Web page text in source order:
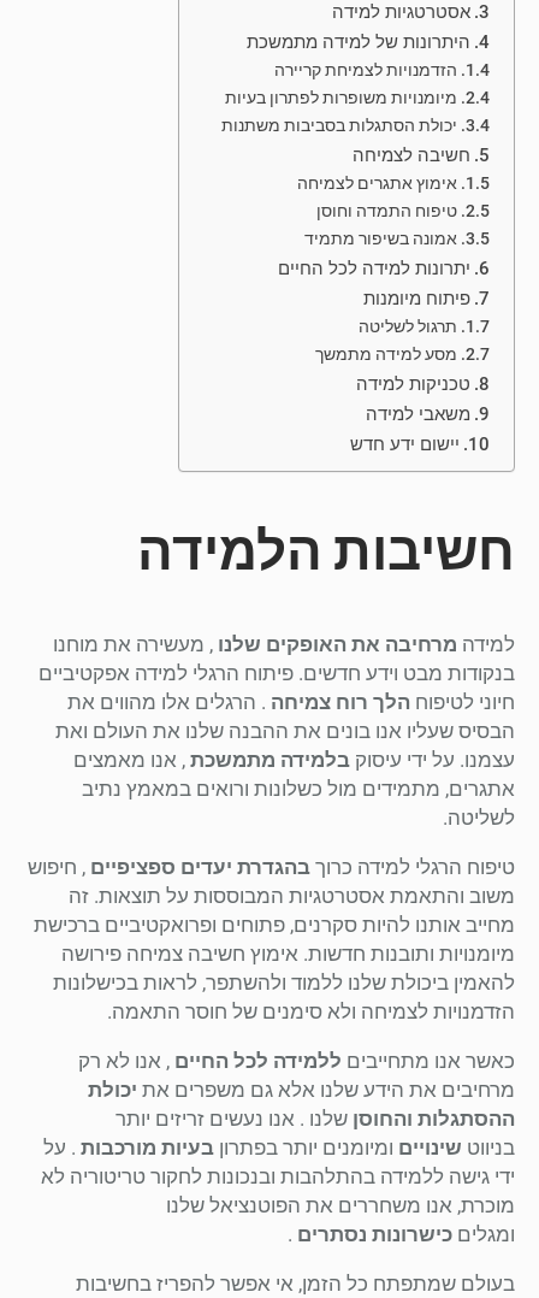
אסטרטגיות למידה
היתרונות של למידה מתמשכת
הזדמנויות לצמיחת קריירה
מיומנויות משופרות לפתרון בעיות
יכולת הסתגלות בסביבות משתנות
חשיבה לצמיחה
אימוץ אתגרים לצמיחה
טיפוח התמדה וחוסן
אמונה בשיפור מתמיד
יתרונות למידה לכל החיים
פיתוח מיומנות
תרגול לשליטה
מסע למידה מתמשך
טכניקות למידה
משאבי למידה
יישום ידע חדש
חשיבות הלמידה
למידה מרחיבה את האופקים שלנו , מעשירה את מוחנו
בנקודות מבט וידע חדשים. פיתוח הרגלי למידה אפקטיביים
חיוני לטיפוח הלך רוח צמיחה . הרגלים אלו מהווים את
הבסיס שעליו אנו בונים את ההבנה שלנו את העולם ואת
עצמנו. על ידי עיסוק בלמידה מתמשכת , אנו מאמצים
אתגרים, מתמידים מול כשלונות ורואים במאמץ נתיב
לשליטה.
טיפוח הרגלי למידה כרוך בהגדרת יעדים ספציפיים , חיפוש
משוב והתאמת אסטרטגיות המבוססות על תוצאות. זה
מחייב אותנו להיות סקרנים, פתוחים ופרואקטיביים ברכישת
מיומנויות ותובנות חדשות. אימוץ חשיבה צמיחה פירושה
להאמין ביכולת שלנו ללמוד ולהשתפר, לראות בכישלונות
הזדמנויות לצמיחה ולא סימנים של חוסר התאמה.
כאשר אנו מתחייבים ללמידה לכל החיים , אנו לא רק
מרחיבים את הידע שלנו אלא גם משפרים את יכולת
ההסתגלות והחוסן שלנו . אנו נעשים זריזים יותר
בניווט שינויים ומיומנים יותר בפתרון בעיות מורכבות . על
ידי גישה ללמידה בהתלהבות ובנכונות לחקור טריטוריה לא
מוכרת, אנו משחררים את הפוטנציאל שלנו
ומגלים כישרונות נסתרים .
בעולם שמתפתח כל הזמן, אי אפשר להפריז בחשיבות